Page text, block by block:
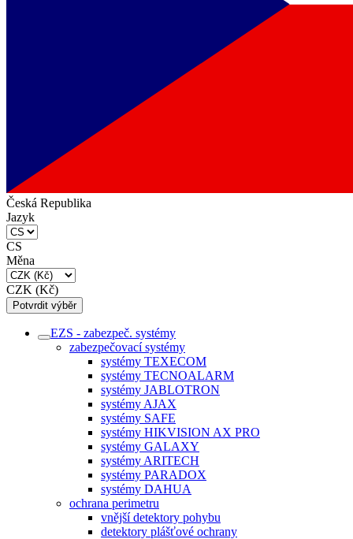
Česká Republika
Jazyk
CS
Měna
CZK (Kč)
Potvrdit výběr
EZS - zabezpeč. systémy
zabezpečovací systémy
systémy TEXECOM
systémy TECNOALARM
systémy JABLOTRON
systémy AJAX
systémy SAFE
systémy HIKVISION AX PRO
systémy GALAXY
systémy ARITECH
systémy PARADOX
systémy DAHUA
ochrana perimetru
vnější detektory pohybu
detektory plášťové ochrany